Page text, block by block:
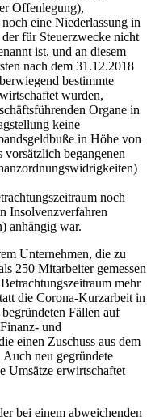
Offenlegung),
eine Niederlassung in
für Steuerzwecke nicht
ist, und an diesem
nach dem 31.12.2018
bestimmte
wurden,
Organe in
keine
in Höhe von
begangenen
noch
Insolvenzverfahren
anhängig war.
Unternehmen, die zu
250 Mitarbeiter gemessen
mehr
die Corona-Kurzarbeit in
Fällen auf
und
einen Zuschuss aus dem
neu gegründete
Umsätze erwirtschaftet
bei einem abweichenden